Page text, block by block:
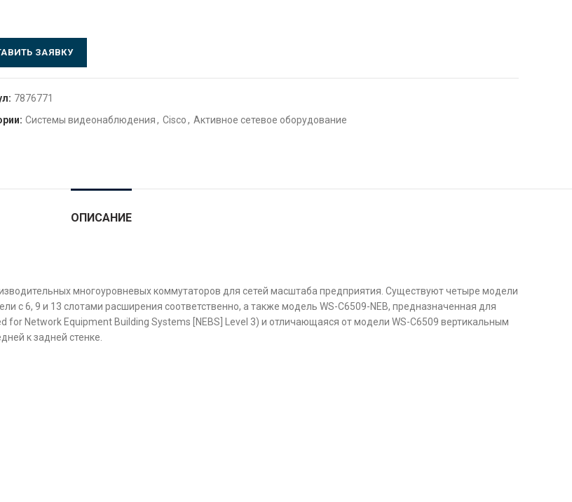
ЗАЯВКУ
7876771
Системы видеонаблюдения , Cisco , Активное сетевое оборудование
ОПИСАНИЕ
многоуровневых коммутаторов для сетей масштаба предприятия. Существуют четыре модели
с 6, 9 и 13 слотами расширения соответственно, а также модель WS-C6509-NEB, предназначенная для
Network Equipment Building Systems [NEBS] Level 3) и отличающаяся от модели WS-C6509 вертикальным
к задней стенке.